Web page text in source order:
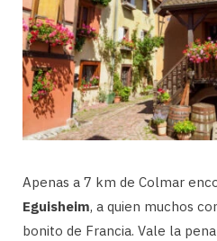
Apenas a 7 km de Colmar
Eguisheim, a quien muchos
bonito de Francia. Vale la